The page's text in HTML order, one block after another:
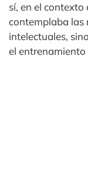
sí, en el contexto
contemplaba las
intelectuales,
el